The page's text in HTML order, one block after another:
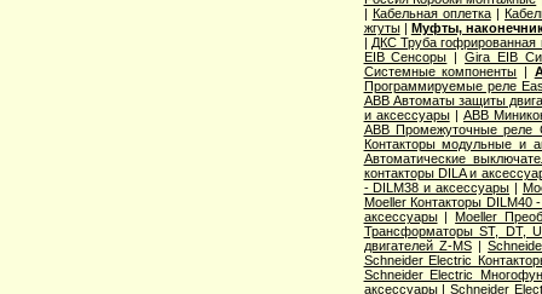
| Кабельная оплетка|
жгуты| Муфты,
| ДКС Труба гофрированная
EIB Сенсоры |Gira EIB
Системные компоненты |
Программируемые реле
ABB Автоматы защиты
и аксессуары|ABB
ABB Промежуточные реле
Контакторы модульные и
Автоматические
контакторы DILA и
- DILM38 и аксессуары |
Moeller Контакторы DILM40
аксессуары|Moeller
Трансформаторы ST, DT,
двигателей Z-MS|
Schneider Electric
Schneider Electric
аксессуары|Schneider